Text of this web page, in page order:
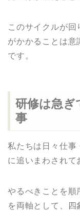
このサイクルが回
がかかることは意
です。
研修は急ぎ
事
私たちは日々仕事
に追いまわされて
やるべきことを順
を両軸として、